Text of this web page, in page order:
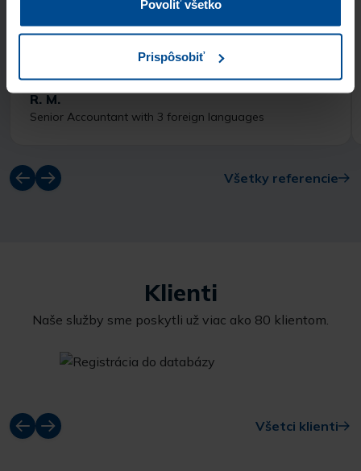
Povoliť všetko
Prispôsobiť
R. M.
Senior Accountant with 3 foreign languages
Všetky referencie
Klienti
Naše služby sme poskytli už viac ako 80 klientom.
Všetci klienti